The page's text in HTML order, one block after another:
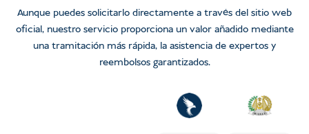
Aunque puedes solicitarlo directamente a través del sitio web
oficial, nuestro servicio proporciona un valor añadido mediante
una tramitación más rápida, la asistencia de expertos y
reembolsos garantizados.